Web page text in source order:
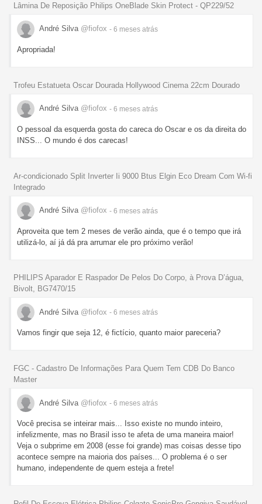
Lâmina De Reposição Philips OneBlade Skin Protect - QP229/52
André Silva @fiofox - 6 meses atrás
Apropriada!
Trofeu Estatueta Oscar Dourada Hollywood Cinema 22cm Dourado
André Silva @fiofox - 6 meses atrás
O pessoal da esquerda gosta do careca do Oscar e os da direita do
INSS... O mundo é dos carecas!
Ar-condicionado Split Inverter Ii 9000 Btus Elgin Eco Dream Com Wi-fi
Integrado
André Silva @fiofox - 6 meses atrás
Aproveita que tem 2 meses de verão ainda, que é o tempo que irá
utilizá-lo, aí já dá pra arrumar ele pro próximo verão!
PHILIPS Aparador E Raspador De Pelos Do Corpo, à Prova D’água,
Bivolt, BG7470/15
André Silva @fiofox - 6 meses atrás
Vamos fingir que seja 12, é fictício, quanto maior pareceria?
FGC - Cadastro De Informações Para Quem Tem CDB Do Banco
Master
André Silva @fiofox - 6 meses atrás
Você precisa se inteirar mais... Isso existe no mundo inteiro,
infelizmente, mas no Brasil isso te afeta de uma maneira maior!
Veja o subprime em 2008 (esse foi grande) mas coisas desse tipo
acontece sempre na maioria dos países... O problema é o ser
humano, independente de quem esteja a frete!